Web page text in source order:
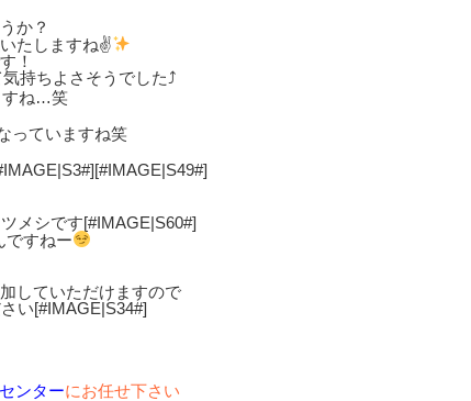
か？
たしますね✌
！
持ちよさそうでした⤴︎
すね…笑
っていますね笑
メシです[#IMAGE|S60#]
ですねー
していただけますので
い[#IMAGE|S34#]
ンターにお任せ下さい